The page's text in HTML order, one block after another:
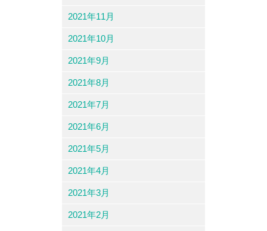
2021年11月
2021年10月
2021年9月
2021年8月
2021年7月
2021年6月
2021年5月
2021年4月
2021年3月
2021年2月